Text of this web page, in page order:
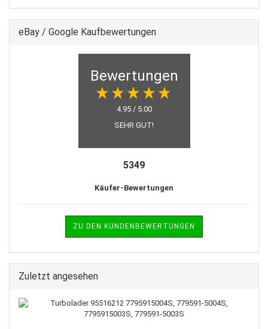
eBay / Google Kaufbewertungen
Bewertungen
4.95 / 5.00
SEHR GUT!
5349
Käufer-Bewertungen
ZU DEN KUNDENBEWERTUNGEN
Zuletzt angesehen